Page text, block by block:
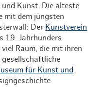
Kunst. Die älteste
mit dem jüngsten
Der Kunstverein
19. Jahrhunders
Raum, die mit ihren
gesellschaftliche
für Kunst und